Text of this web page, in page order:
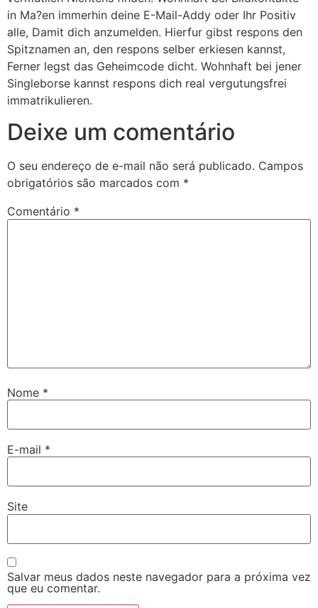
in Ma?en immerhin deine E-Mail-Addy oder Ihr Positiv
alle, Damit dich anzumelden. Hierfur gibst respons den
Spitznamen an, den respons selber erkiesen kannst,
Ferner legst das Geheimcode dicht. Wohnhaft bei jener
Singleborse kannst respons dich real vergutungsfrei
immatrikulieren.
Deixe um comentário
O seu endereço de e-mail não será publicado. Campos
obrigatórios são marcados com *
Comentário *
Nome *
E-mail *
Site
Salvar meus dados neste navegador para a próxima vez
que eu comentar.